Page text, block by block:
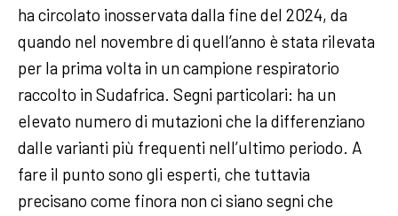
ha circolato inosservata dalla fine del 2024, da
quando nel novembre di quell’anno è stata rilevata
per la prima volta in un campione respiratorio
raccolto in Sudafrica. Segni particolari: ha un
elevato numero di mutazioni che la differenziano
dalle varianti più frequenti nell’ultimo periodo. A
fare il punto sono gli esperti, che tuttavia
precisano come finora non ci siano segni che